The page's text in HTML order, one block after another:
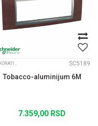
DEKORATIVNI RAMOVI UNICA TOP ALUM. MEDJURAM SC5189
Tobacco-aluminijum 6M
7.359,00 RSD